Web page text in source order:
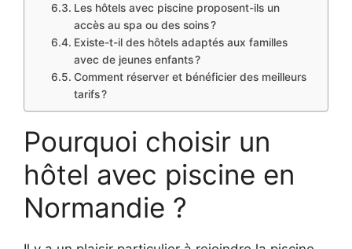
Les hôtels avec piscine proposent-ils un
accès au spa ou des soins ?
Existe-t-il des hôtels adaptés aux familles
avec de jeunes enfants ?
Comment réserver et bénéficier des meilleurs
tarifs ?
Pourquoi choisir un
hôtel avec piscine en
Normandie ?